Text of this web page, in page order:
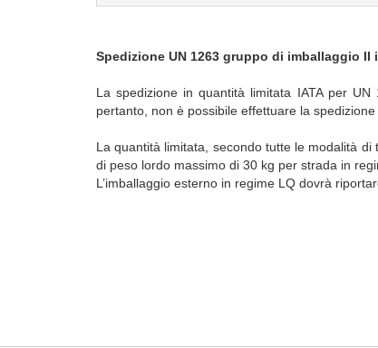
Spedizione UN 1263 gruppo di imballaggio
La spedizione in quantità limitata IATA per
pertanto, non è possibile effettuare la
La quantità limitata, secondo tutte le modalità
di peso lordo massimo di 30 kg per strada in
L’imballaggio esterno in regime LQ dovrà